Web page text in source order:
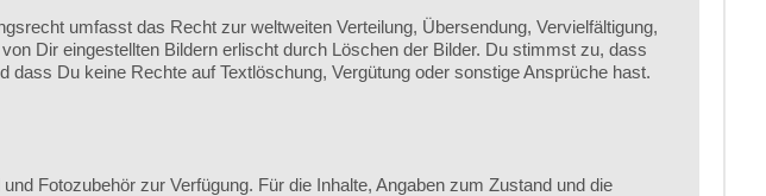
umfasst das Recht zur weltweiten Verteilung, Übersendung, Vervielfältigung,
Dir eingestellten Bildern erlischt durch Löschen der Bilder. Du stimmst zu, dass
Du keine Rechte auf Textlöschung, Vergütung oder sonstige Ansprüche hast.
Fotozubehör zur Verfügung. Für die Inhalte, Angaben zum Zustand und die